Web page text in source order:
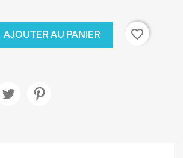
AJOUTER AU PANIER
favorite_border